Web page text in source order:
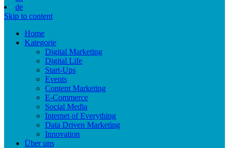
de
Skip to content
Home
Kategorie
Digital Marketing
Digital Life
Start-Ups
Events
Content Marketing
E-Commerce
Social Media
Internet of Everything
Data Driven Marketing
Innovation
Über uns